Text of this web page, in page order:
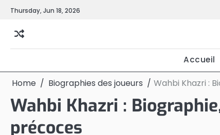
Skip
content
Thursday, Jun 18, 2026
Accueil
Home Biographies des joueurs Wahbi Khazri :
Wahbi Khazri :
précoces